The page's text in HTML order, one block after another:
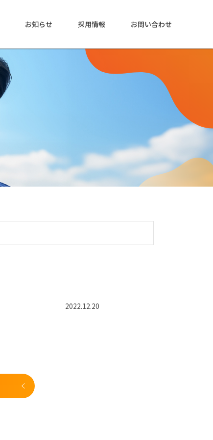
お知らせ 採用情報 お問い合わせ
2022.12.20